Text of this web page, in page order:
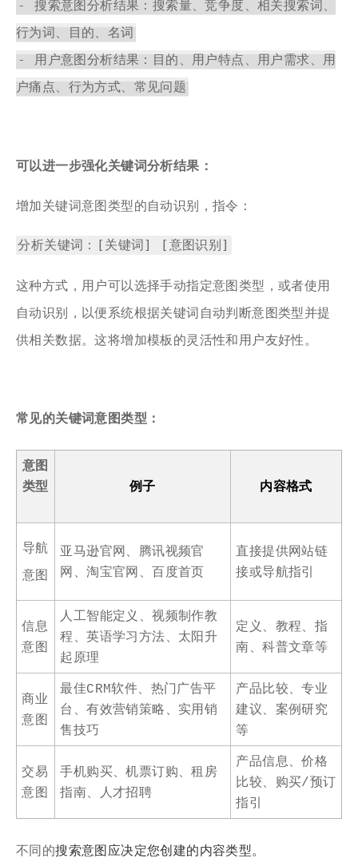
- 搜索意图分析结果：搜索量、竞争度、相关搜索词、
行为词、目的、名词
- 用户意图分析结果：目的、用户特点、用户需求、用
户痛点、行为方式、常见问题
可以进一步强化关键词分析结果：
增加关键词意图类型的自动识别，指令：
分析关键词：[关键词] [意图识别]
这种方式，用户可以选择手动指定意图类型，或者使用
自动识别，以便系统根据关键词自动判断意图类型并提
供相关数据。这将增加模板的灵活性和用户友好性。
常见的关键词意图类型：
意图
类型
例子 内容格式
导航
意图
亚马逊官网、腾讯视频官
网、淘宝官网、百度首页
直接提供网站链
接或导航指引
信息
意图
人工智能定义、视频制作教
程、英语学习方法、太阳升
起原理
定义、教程、指
南、科普文章等
商业
意图
最佳CRM软件、热门广告平
台、有效营销策略、实用销
售技巧
产品比较、专业
建议、案例研究
等
交易
意图
手机购买、机票订购、租房
指南、人才招聘
产品信息、价格
比较、购买/预订
指引
不同的搜索意图应决定您创建的内容类型。